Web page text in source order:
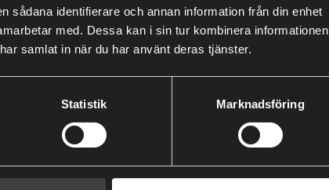
sådana identifierare och annan information från din enhet
med. Dessa kan i sin tur kombinera informationen
samlat in när du har använt deras tjänster.
Statistik Marknadsföring